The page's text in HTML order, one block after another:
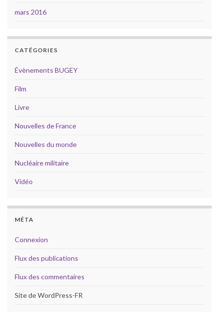
mars 2016
CATÉGORIES
Évènements BUGEY
Film
Livre
Nouvelles de France
Nouvelles du monde
Nucléaire militaire
Vidéo
MÉTA
Connexion
Flux des publications
Flux des commentaires
Site de WordPress-FR